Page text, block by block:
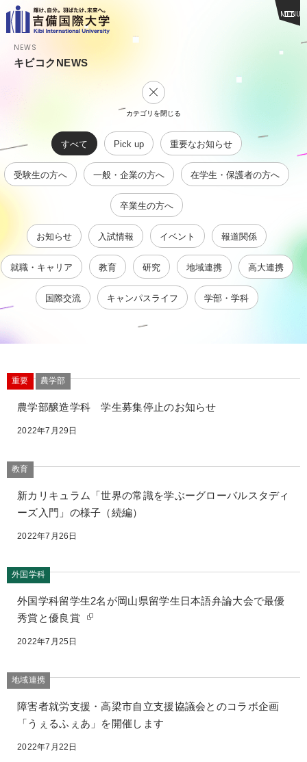
MENU
NEWS
キビコクNEWS
カテゴリを閉じる
すべて Pick up 重要なお知らせ
受験生の方へ 一般・企業の方へ 在学生・保護者の方へ
卒業生の方へ
お知らせ 入試情報 イベント 報道関係
就職・キャリア 教育 研究 地域連携 高大連携
国際交流 キャンパスライフ 学部・学科
重要 農学部
農学部醸造学科 学生募集停止のお知らせ
2022年7月29日
教育
新カリキュラム「世界の常識を学ぶーグローバルスタディ
ーズ入門」の様子（続編）
2022年7月26日
外国学科
外国学科留学生2名が岡山県留学生日本語弁論大会で最優
秀賞と優良賞
2022年7月25日
地域連携
障害者就労支援・高梁市自立支援協議会とのコラボ企画
「うぇるふぇあ」を開催します
2022年7月22日